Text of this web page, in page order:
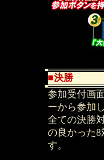
■決勝
参加受付画
ーから参加
全ての決勝
の良かった8
す。